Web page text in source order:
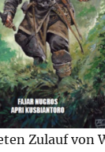
Zulauf von